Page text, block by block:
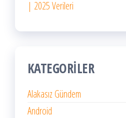
| 2025 Verileri
KATEGORILER
Alakasız Gündem
Android